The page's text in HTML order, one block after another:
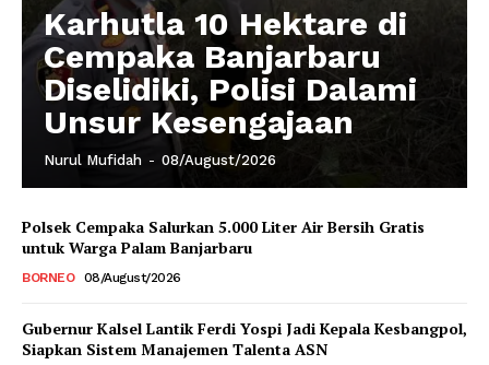
Karhutla 10 Hektare di
Cempaka Banjarbaru
Diselidiki, Polisi Dalami
Unsur Kesengajaan
Nurul Mufidah - 08/August/2026
Polsek Cempaka Salurkan 5.000 Liter Air Bersih Gratis
untuk Warga Palam Banjarbaru
BORNEO 08/August/2026
Gubernur Kalsel Lantik Ferdi Yospi Jadi Kepala Kesbangpol,
Siapkan Sistem Manajemen Talenta ASN